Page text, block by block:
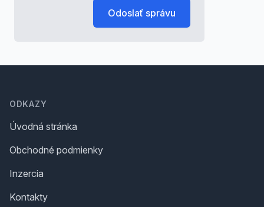
Odoslať správu
ODKAZY
Úvodná stránka
Obchodné podmienky
Inzercia
Kontakty